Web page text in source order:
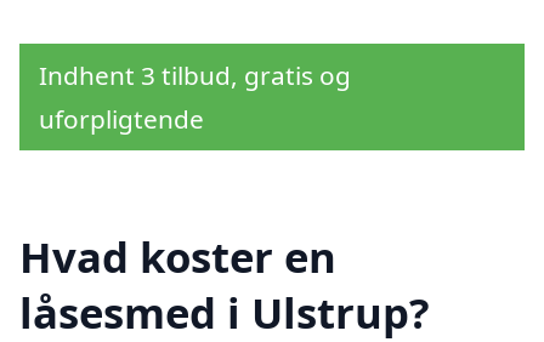
Indhent 3 tilbud, gratis og
uforpligtende
Hvad koster en
låsesmed i Ulstrup?